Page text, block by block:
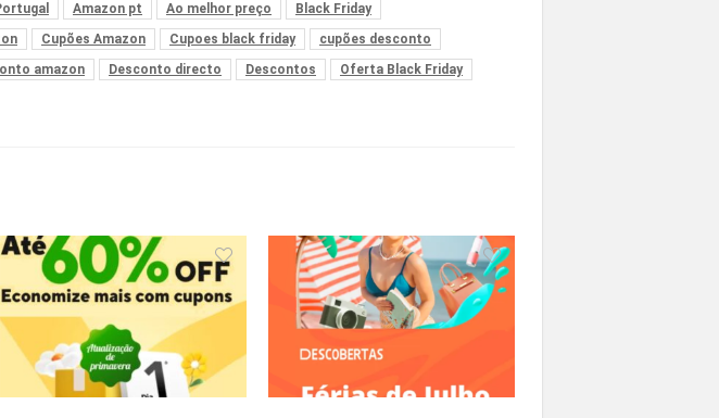
Amazon pt Ao melhor preço
Black Friday
Cupões Amazon Cupoes black friday
cupões desconto
amazon Desconto directo Descontos
Oferta Black Friday